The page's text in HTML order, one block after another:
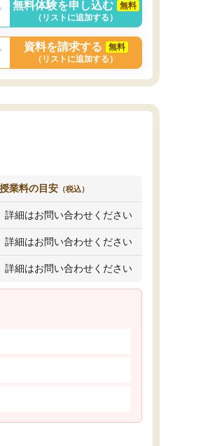
無料体験を申し込む
無料
（リストに追加する）
資料を請求する
無料
（リストに追加する）
授業料の目安 （税込）
詳細はお問い合わせください
詳細はお問い合わせください
詳細はお問い合わせください